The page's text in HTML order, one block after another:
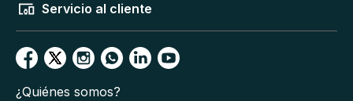
Servicio al cliente
¿Quiénes somos?